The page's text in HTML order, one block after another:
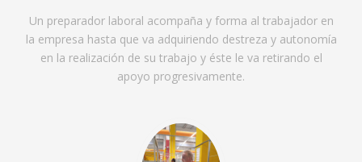
Un preparador laboral acompaña y forma al trabajador en
la empresa hasta que va adquiriendo destreza y autonomía
en la realización de su trabajo y éste le va retirando el
apoyo progresivamente.